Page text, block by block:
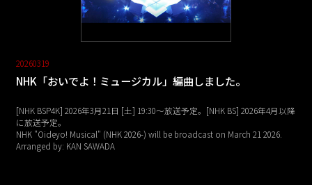
20260319
NHK「おいでよ！ミュージカル」編曲しました。
[NHK BSP4K] 2026年3月21日 [土] 19:30～放送予定。[NHK BS] 2026年4月以降
に放送予定。
NHK "Oideyo! Musical" (NHK 2026-) will be broadcast on March 21 2026.
Arranged by: KAN SAWADA